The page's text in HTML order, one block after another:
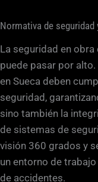
Normativa de
La seguridad en
puede pasar por
en Sueca deben
seguridad,
sino también la
de sistemas de
visión 360 grados y
un entorno de
de accidentes.